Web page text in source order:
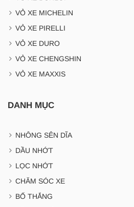
VỎ XE MICHELIN
VỎ XE PIRELLI
VỎ XE DURO
VỎ XE CHENGSHIN
VỎ XE MAXXIS
DANH MỤC
NHÔNG SÊN DĨA
DẦU NHỚT
LỌC NHỚT
CHĂM SÓC XE
BỐ THẮNG